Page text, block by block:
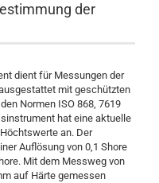
der
dient für Messungen der
mit geschützten
Normen ISO 868, 7619
hat eine aktuelle
an. Der
Auflösung von 0,1 Shore
Mit dem Messweg von
auf Härte gemessen